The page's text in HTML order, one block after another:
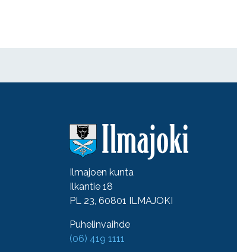
Ilmajoen kunta
Ilkantie 18
PL 23, 60801 ILMAJOKI
Puhelinvaihde
(06) 419 1111